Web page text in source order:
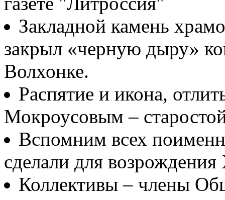
Закладной камень
закрыл «черную дыру»
Волхонке.
Распятие и икона,
Мокроусовым –
Вспомним всех
сделали для
Коллективы – члены